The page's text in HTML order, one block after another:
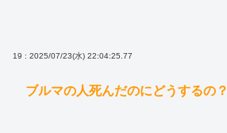
19 : 2025/07/23(水) 22:04:25.77
ブルマの人死んだのにどうするの？